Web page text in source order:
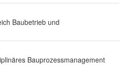
Baubetrieb und
Bauprozessmanagement